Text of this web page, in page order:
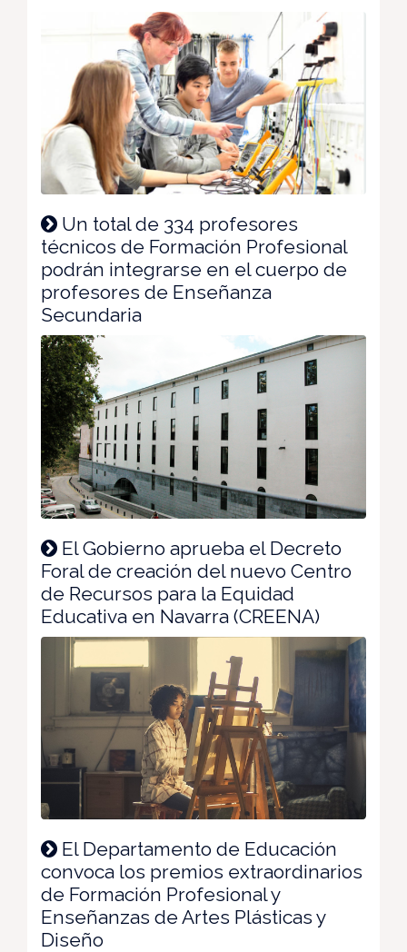
Un total de 334 profesores
técnicos de Formación Profesional
podrán integrarse en el cuerpo de
profesores de Enseñanza
Secundaria
El Gobierno aprueba el Decreto
Foral de creación del nuevo Centro
de Recursos para la Equidad
Educativa en Navarra (CREENA)
El Departamento de Educación
convoca los premios extraordinarios
de Formación Profesional y
Enseñanzas de Artes Plásticas y
Diseño